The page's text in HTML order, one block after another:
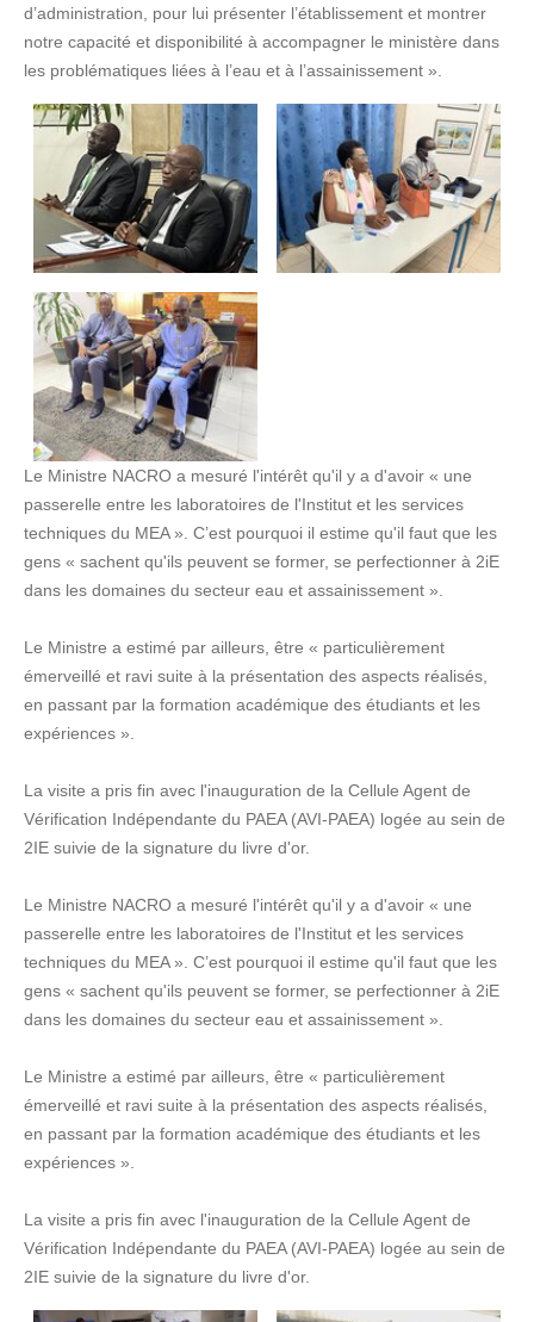
d’administration, pour lui présenter l’établissement et montrer
notre capacité et disponibilité à accompagner le ministère dans
les problématiques liées à l’eau et à l’assainissement ».
Le Ministre NACRO a mesuré l'intérêt qu'il y a d'avoir « une
passerelle entre les laboratoires de l'Institut et les services
techniques du MEA ». C’est pourquoi il estime qu'il faut que les
gens « sachent qu'ils peuvent se former, se perfectionner à 2iE
dans les domaines du secteur eau et assainissement ».
Le Ministre a estimé par ailleurs, être « particulièrement
émerveillé et ravi suite à la présentation des aspects réalisés,
en passant par la formation académique des étudiants et les
expériences ».
La visite a pris fin avec l'inauguration de la Cellule Agent de
Vérification Indépendante du PAEA (AVI-PAEA) logée au sein de
2IE suivie de la signature du livre d'or.
Le Ministre NACRO a mesuré l'intérêt qu'il y a d'avoir « une
passerelle entre les laboratoires de l'Institut et les services
techniques du MEA ». C’est pourquoi il estime qu'il faut que les
gens « sachent qu'ils peuvent se former, se perfectionner à 2iE
dans les domaines du secteur eau et assainissement ».
Le Ministre a estimé par ailleurs, être « particulièrement
émerveillé et ravi suite à la présentation des aspects réalisés,
en passant par la formation académique des étudiants et les
expériences ».
La visite a pris fin avec l'inauguration de la Cellule Agent de
Vérification Indépendante du PAEA (AVI-PAEA) logée au sein de
2IE suivie de la signature du livre d'or.